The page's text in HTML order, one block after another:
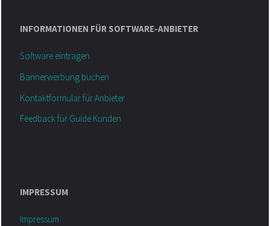
INFORMATIONEN FÜR SOFTWARE-ANBIETER
Software eintragen
Bannerwerbung buchen
Kontaktformular für Anbieter
Feedback für Guide Kunden
IMPRESSUM
Impressum